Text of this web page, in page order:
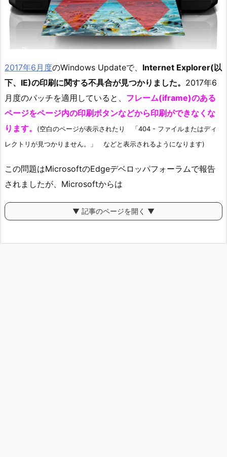
2017年6月度のWindows Updateで、 Internet Explorer(以
下、IE)の印刷に関する不具合が見つかりました。 2017年6
月度のパッチを適用していると、 フレーム(iframe)のある
ページをページ内の印刷ボタンなどから印刷ができなくな
ります。
(空白のページが表示されたり 「404 - ファイルまたはディ
レクトリが見つかりません。」 などと表示されるようになります)
この問題はMicrosoftのEdgeデベロッパフォーラムで報告
されましたが、Microsoftからは
▼ 記事のページを開く ▼